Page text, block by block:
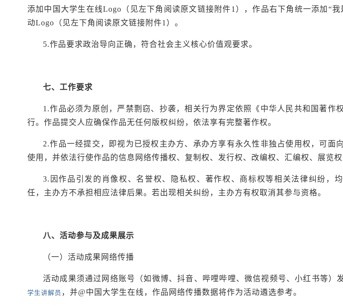
添加中国大学生在线Logo（ 见左下角阅读原文链接附件1）
，作品右下角统一添加“
动Logo（ 见左下角阅读原文链接附件1） 。
5.作品要求政治导向正确，符合社会主义核心价值观要求。
七、工作要求
1.作品必须为原创，严禁剽窃、抄袭，相关行为界定依照《中华人民共和国著作
行。作品提交人应确保作品无任何版权纠纷，依法享有完整著作权。
2.作品一经提交，即视为已授权主办方、承办方享有永久性非独占使用权，可面
使用，并依法行使作品的信息网络传播权、复制权、发行权、改编权、汇编权、展览权
3.因作品引发的肖像权、名誉权、隐私权、著作权、商标权等相关法律纠纷，
任，主办方不承担相应法律后果。若出现相关纠纷，主办方有权取消其参与资格。
八、活动参与及成果展示
（一）活动成果网络传播
活动成果须通过网络账号（如微博、抖音、哔哩哔哩、微信视频号、小红书等）
学生讲解员 ，并@中国大学生在线，作品网络传播数据将作为活动遴选参考。